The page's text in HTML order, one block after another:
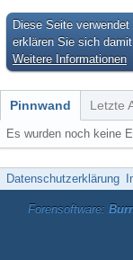
Diese Seite
erklären Sie sich
Weitere Informationen
Pinnwand Letzte
Es wurden noch keine
Datenschutzerklärung
Forensoftware: